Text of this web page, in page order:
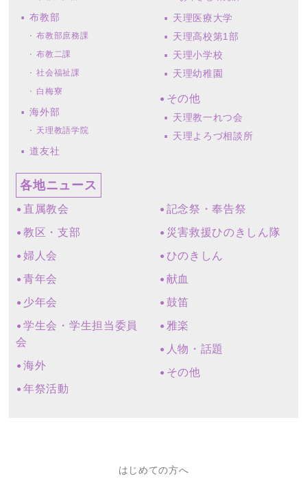
布教部
布教部庶務課
布教二課
社会福祉課
白梅寮
海外部
天理教語学院
道友社
天理医療大学
天理高校第1部
天理小学校
天理幼稚園
その他
天理教一れつ会
天理よろづ相談所
各地ニュース
直属教会
教区・支部
婦人会
青年会
少年会
学生会・学生担当委員
会
海外
年祭活動
記念祭・奉告祭
災害救援ひのきしん隊
ひのきしん
献血
鼓笛
雅楽
人物・話題
その他
はじめての方へ